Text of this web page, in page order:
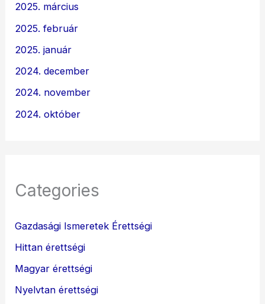
2025. március
2025. február
2025. január
2024. december
2024. november
2024. október
Categories
Gazdasági Ismeretek Érettségi
Hittan érettségi
Magyar érettségi
Nyelvtan érettségi